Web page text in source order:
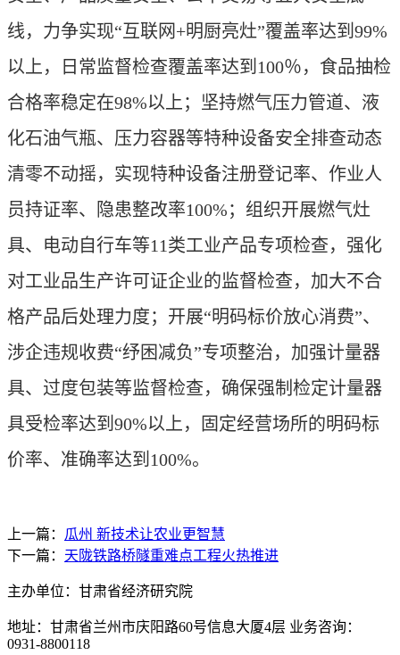
线，力争实现“互联网+明厨亮灶”覆盖率达到99%
以上，日常监督检查覆盖率达到100％，食品抽检
合格率稳定在98%以上；坚持燃气压力管道、液
化石油气瓶、压力容器等特种设备安全排查动态
清零不动摇，实现特种设备注册登记率、作业人
员持证率、隐患整改率100%；组织开展燃气灶
具、电动自行车等11类工业产品专项检查，强化
对工业品生产许可证企业的监督检查，加大不合
格产品后处理力度；开展“明码标价放心消费”、
涉企违规收费“纾困减负”专项整治，加强计量器
具、过度包装等监督检查，确保强制检定计量器
具受检率达到90%以上，固定经营场所的明码标
价率、准确率达到100%。
上一篇： 瓜州 新技术让农业更智慧
下一篇： 天陇铁路桥隧重难点工程火热推进
主办单位：甘肃省经济研究院
地址：甘肃省兰州市庆阳路60号信息大厦4层 业务咨询：
0931-8800118